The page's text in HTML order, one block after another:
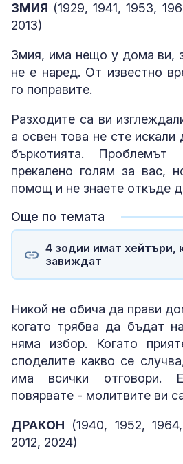
ЗМИЯ (1929, 1941, 1953,
2013)
Змия, има нещо у дома ви,
не е наред. От известно
го поправите.
Разходите са ви
а освен това не сте искали
бъркотията.
прекалено голям за вас,
помощ и не знаете откъде
Още по темата
4 зодии имат хейтъри,
завиждат
Никой не обича да прави
когато трябва да бъдат
няма избор. Когато
споделите какво се
има всички отговори.
повярвате - молитвите ви
ДРАКОН (1940, 1952,
2012, 2024)